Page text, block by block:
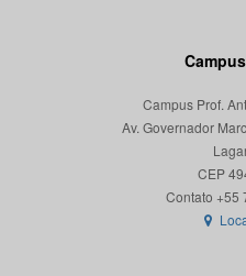
Campus Prof.
Av. Governador
CEP